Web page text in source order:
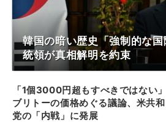
韓国の暗い歴史「強制的な
統領が真相解明を約束
「1個3000円超もすべきではない」
ブリトーの価格めぐる議論、米共和
党の「内戦」に発展